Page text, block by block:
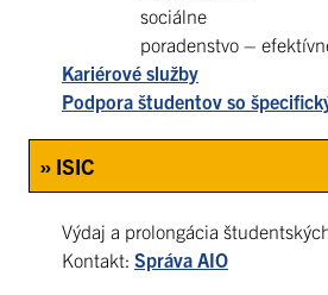
sociálne
poradenstvo –
Kariérové služby
Podpora študentov so
» ISIC
Výdaj a prolongácia
Kontakt: Správa AIO